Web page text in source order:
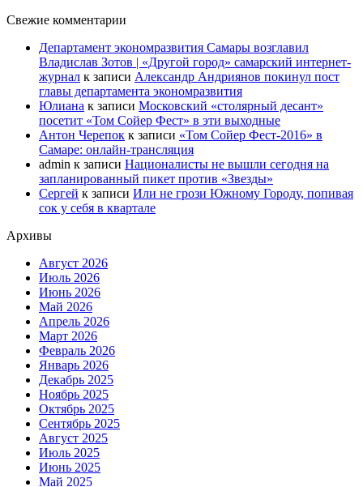
Свежие комментарии
Департамент экономразвития Самары возглавил
Владислав Зотов | «Другой город» самарский интернет-
журнал к записи Александр Андриянов покинул пост
главы департамента экономразвития
Юлиана к записи Московский «столярный десант»
посетит «Том Сойер Фест» в эти выходные
Антон Черепок к записи «Том Сойер Фест-2016» в
Самаре: онлайн-трансляция
admin к записи Националисты не вышли сегодня на
запланированный пикет против «Звезды»
Сергей к записи Или не грози Южному Городу, попивая
сок у себя в квартале
Архивы
Август 2026
Июль 2026
Июнь 2026
Май 2026
Апрель 2026
Март 2026
Февраль 2026
Январь 2026
Декабрь 2025
Ноябрь 2025
Октябрь 2025
Сентябрь 2025
Август 2025
Июль 2025
Июнь 2025
Май 2025